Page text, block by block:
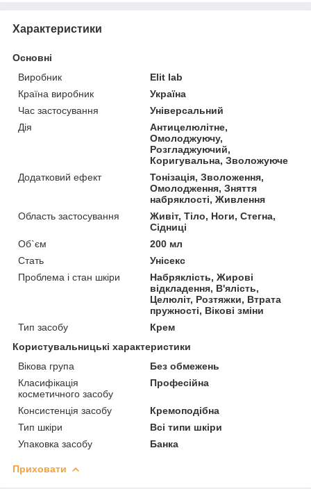
Характеристики
Основні
Виробник
Elit lab
Країна виробник
Україна
Час застосування
Універсальний
Дія
Антицелюлітне,
Омолоджуючу,
Розгладжуючий,
Коригувальна, Зволожуюче
Додатковий ефект
Тонізація, Зволоження,
Омолодження, Зняття
набряклості, Живлення
Область застосування
Живіт, Тіло, Ноги, Стегна,
Сідниці
Об`єм
200 мл
Стать
Унісекс
Проблема і стан шкіри
Набряклість, Жирові
відкладення, В'ялість,
Целюліт, Розтяжки, Втрата
пружності, Вікові зміни
Тип засобу
Крем
Користувальницькі характеристики
Вікова група
Без обмежень
Класифікація
косметичного засобу
Професійна
Консистенція засобу
Кремоподібна
Тип шкіри
Всі типи шкіри
Упаковка засобу
Банка
Приховати